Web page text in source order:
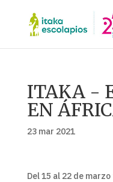
ITAKA -
EN
23 mar 2021
Del 15 al 22 de